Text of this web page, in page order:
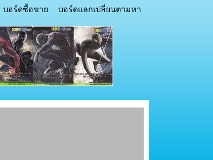
บอร์ดซื้อขาย บอร์ดแลกเปลี่ยนตามหา